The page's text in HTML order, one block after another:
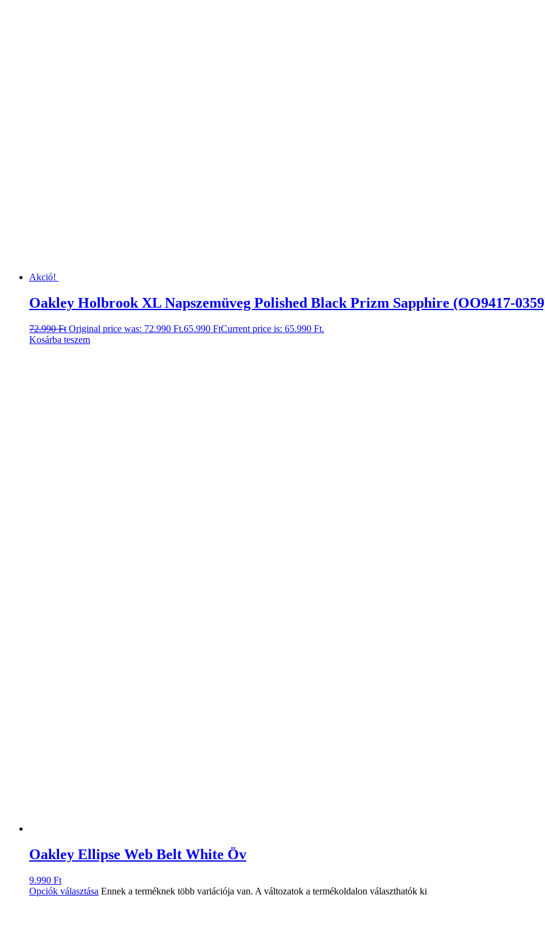
Akció!
Oakley Holbrook XL Napszemüveg Polished Black Prizm Sapphire (OO9417-
72.990Ft Original price was: 72.990 Ft.65.990 FtCurrent price is: 65.990 Ft.
Kosárba teszem
Oakley Ellipse Web Belt White Öv
9.990 Ft
Opciók választása Ennek a terméknek több variációja van. A változatok a termékoldalon választhatók ki